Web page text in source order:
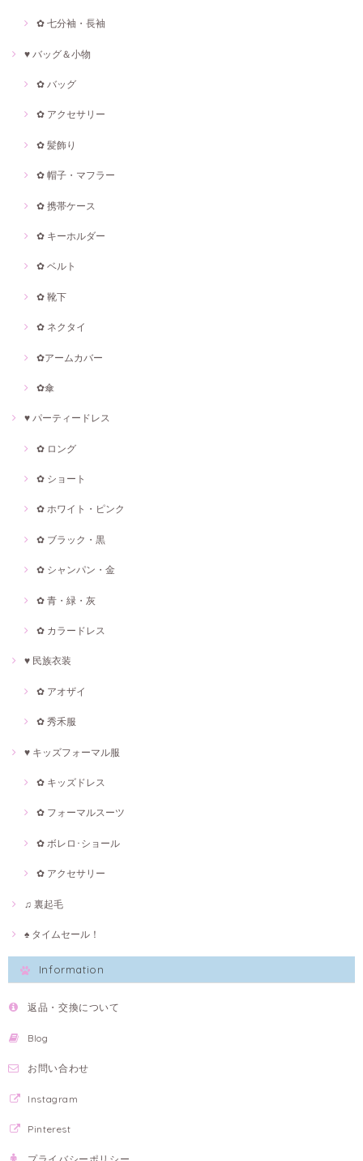
✿ 七分袖・長袖
♥ バッグ＆小物
✿ バッグ
✿ アクセサリー
✿ 髪飾り
✿ 帽子・マフラー
✿ 携帯ケース
✿ キーホルダー
✿ ベルト
✿ 靴下
✿ ネクタイ
✿アームカバー
✿傘
♥ パーティードレス
✿ ロング
✿ ショート
✿ ホワイト・ピンク
✿ ブラック・黒
✿ シャンパン・金
✿ 青・緑・灰
✿ カラードレス
♥ 民族衣装
✿ アオザイ
✿ 秀禾服
♥ キッズフォーマル服
✿ キッズドレス
✿ フォーマルスーツ
✿ ボレロ･ショール
✿ アクセサリー
♫ 裏起毛
♠ タイムセール！
Information
返品・交換について
Blog
お問い合わせ
Instagram
Pinterest